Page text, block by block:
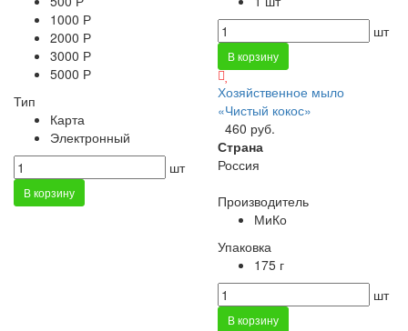
1000 Р
2000 Р
3000 Р
5000 Р
Тип
Карта
Электронный
шт
В корзину
шт
В корзину
Хозяйственное мыло
«Чистый кокос»
460 руб.
Страна
Россия
Производитель
МиКо
Упаковка
175 г
шт
В корзину